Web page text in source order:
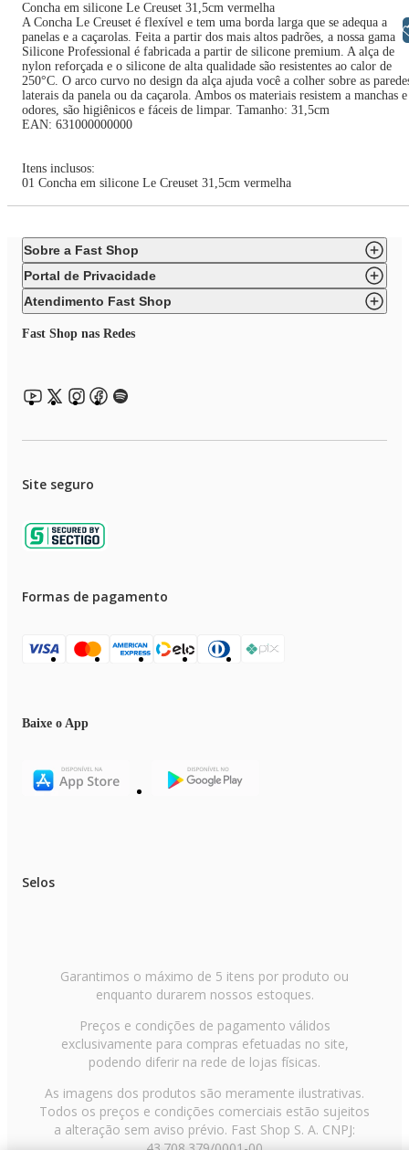
Concha em silicone Le Creuset 31,5cm vermelha
A Concha Le Creuset é flexível e tem uma borda larga que se adequa a
panelas e a caçarolas. Feita a partir dos mais altos padrões, a nossa gama
Silicone Professional é fabricada a partir de silicone premium. A alça de
nylon reforçada e o silicone de alta qualidade são resistentes ao calor de
250°C. O arco curvo no design da alça ajuda você a colher sobre as
laterais da panela ou da caçarola. Ambos os materiais resistem a manchas e
odores, são higiênicos e fáceis de limpar. Tamanho: 31,5cm
EAN: 631000000000
Itens inclusos:
01 Concha em silicone Le Creuset 31,5cm vermelha
Sobre a Fast Shop
Portal de Privacidade
Atendimento Fast Shop
Fast Shop nas Redes
Site seguro
Formas de pagamento
Baixe o App
Selos
Garantimos o máximo de 5 itens por produto ou
enquanto durarem nossos estoques.
Preços e condições de pagamento válidos
exclusivamente para compras efetuadas no site,
podendo diferir na rede de lojas físicas.
As imagens dos produtos são meramente ilustrativas.
Todos os preços e condições comerciais estão sujeitos
a alteração sem aviso prévio. Fast Shop S. A. CNPJ:
Libras